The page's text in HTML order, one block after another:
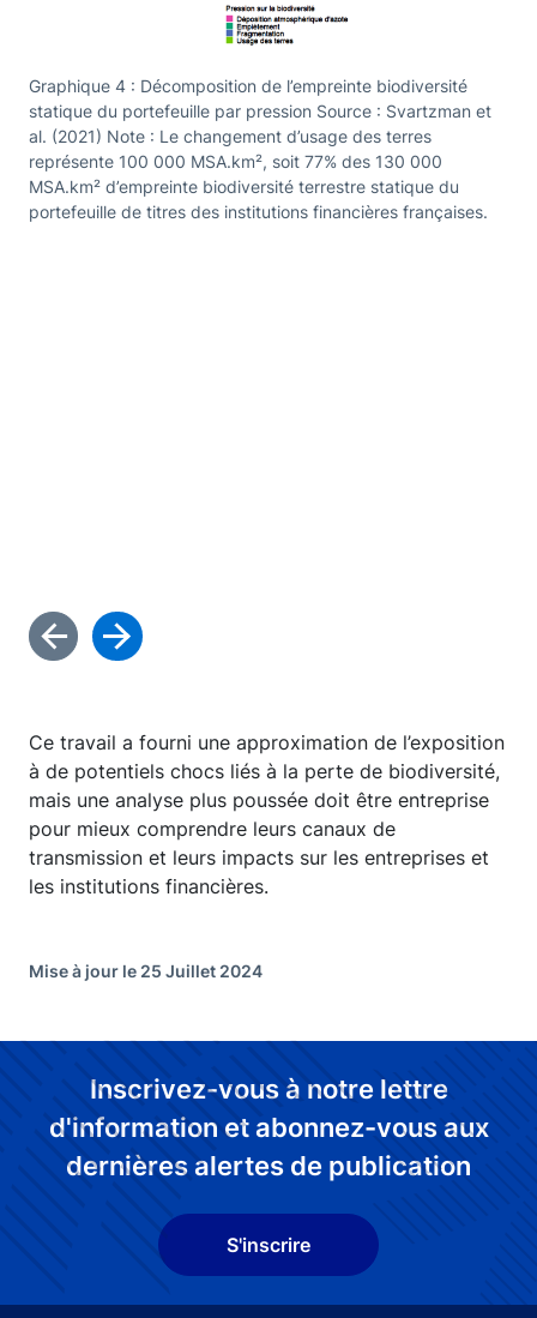
Graphique 4 : Décomposition de l’empreinte biodiversité
statique du portefeuille par pression Source : Svartzman et
al. (2021) Note : Le changement d’usage des terres
représente 100 000 MSA.km², soit 77% des 130 000
MSA.km² d’empreinte biodiversité terrestre statique du
portefeuille de titres des institutions financières françaises.
Ce travail a fourni une approximation de l’exposition
à de potentiels chocs liés à la perte de biodiversité,
mais une analyse plus poussée doit être entreprise
pour mieux comprendre leurs canaux de
transmission et leurs impacts sur les entreprises et
les institutions financières.
Mise à jour le 25 Juillet 2024
Inscrivez-vous à notre lettre
d'information et abonnez-vous aux
dernières alertes de publication
S'inscrire